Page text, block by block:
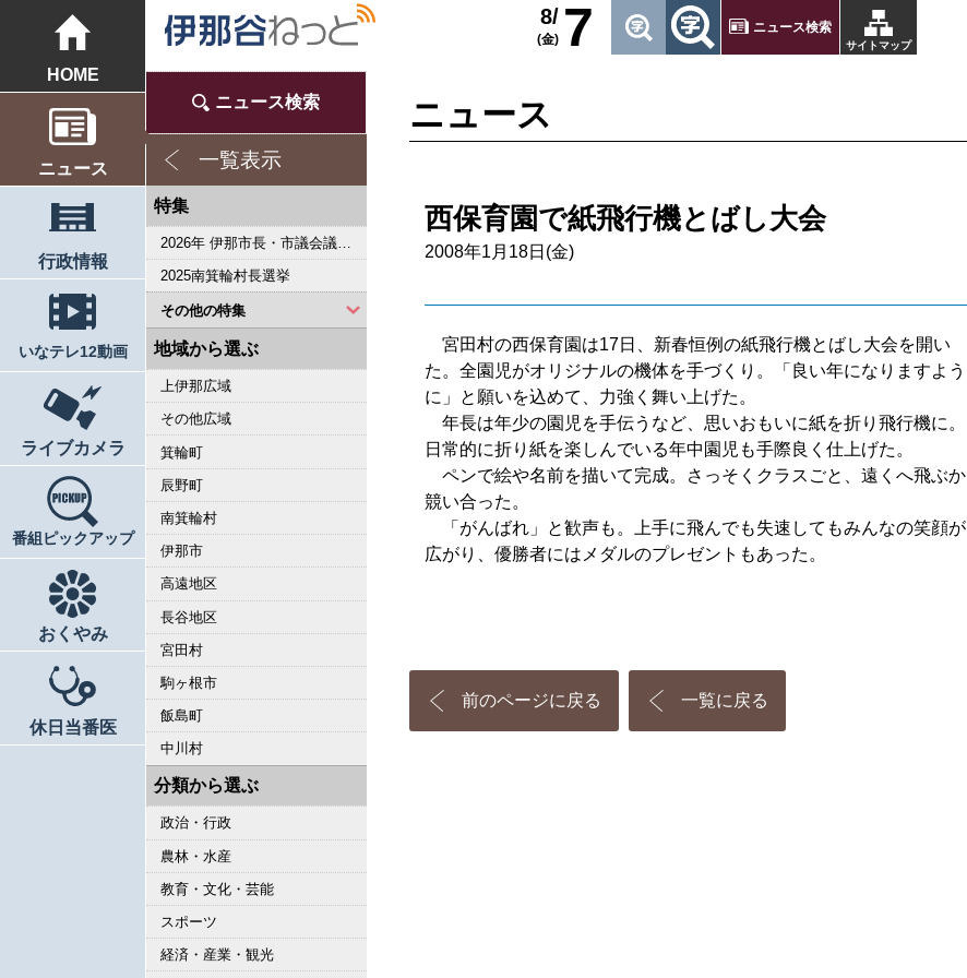
サイトマップ
ニュース検索
7
8/
(金)
HOME
ニュース
行政情報
いなテレ12動画
ライブカメラ
番組ピックアップ
おくやみ
休日当番医
ニュース検索
一覧表示
特集
2026年 伊那市長・市議会議員選挙
2025南箕輪村長選挙
その他の特集
2023県議会議員選挙
2022箕輪町長選挙
2019県議会議員選挙
2018伊那市長選・市議選
桜シリーズ2018
桜シリーズ2017
2015県議会議員選挙
2014箕輪町長選挙
2014伊那市長選・市議選
桜シリーズ2014
カメラリポート
上伊那 医師不足問題
新ごみ中間処理施設
伊那市長・市議選
朝の学舎
記者室
伊那谷1年365人
輝く経営者～その後
花ロマン
伝承 上伊那の50年
駒ヶ根市長選挙
2007年 県議会議員選挙
権兵衛トンネル開通1周年
豪雨被害
新伊那市誕生へ
伊那谷 耐震強度偽装問題
2005年衆院選
その他
地域から選ぶ
上伊那広域
その他広域
箕輪町
辰野町
南箕輪村
伊那市
高遠地区
長谷地区
宮田村
駒ヶ根市
飯島町
中川村
分類から選ぶ
政治・行政
農林・水産
教育・文化・芸能
スポーツ
経済・産業・観光
ニュース
西保育園で紙飛行機とばし大会
2008年1月18日(金)
宮田村の西保育園は17日、新春恒例の紙飛行機とばし大会を開い
た。全園児がオリジナルの機体を手づくり。「良い年になりますよう
に」と願いを込めて、力強く舞い上げた。
年長は年少の園児を手伝うなど、思いおもいに紙を折り飛行機に。
日常的に折り紙を楽しんでいる年中園児も手際良く仕上げた。
ペンで絵や名前を描いて完成。さっそくクラスごと、遠くへ飛ぶか
競い合った。
「がんばれ」と歓声も。上手に飛んでも失速してもみんなの笑顔が
広がり、優勝者にはメダルのプレゼントもあった。
前のページに戻る 一覧に戻る